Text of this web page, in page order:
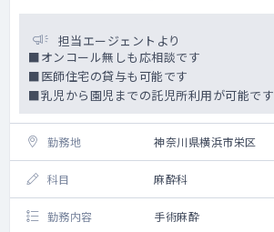
担当エージェントより
■オンコール無しも応相談です
■医師住宅の貸与も可能です
■乳児から園児までの託児所利用が可能です
勤務地 神奈川県横浜市栄区
科目 麻酔科
勤務内容 手術麻酔